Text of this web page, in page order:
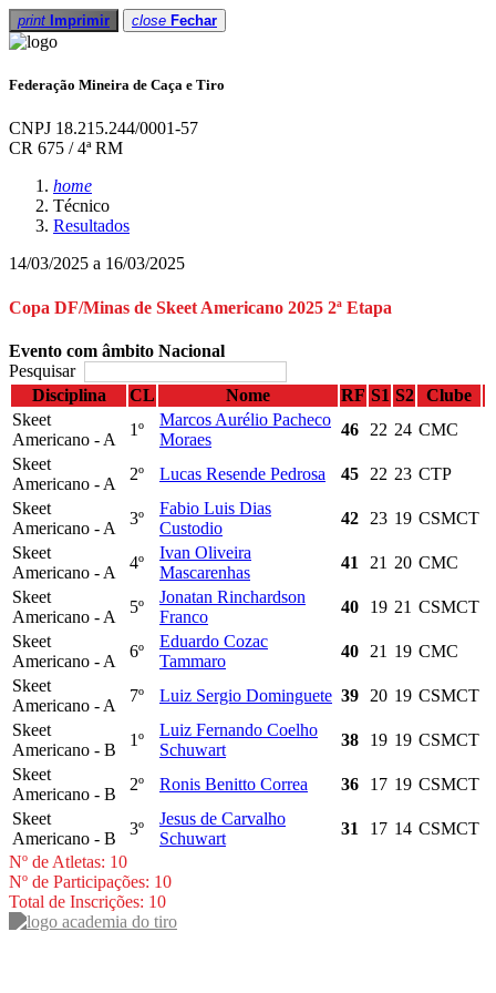
print Imprimir close Fechar
Federação Mineira de Caça e Tiro
CNPJ 18.215.244/0001-57
CR 675 / 4ª RM
home
Técnico
Resultados
14/03/2025 a 16/03/2025
Copa DF/Minas de Skeet Americano 2025 2ª Etapa
Evento com âmbito Nacional
Pesquisar
Disciplina
CL Nome RF S1 S2
Clube
Skeet
Americano - A
1º
Marcos Aurélio Pacheco
Moraes
46 22 24 CMC
Skeet
Americano - A
2º Lucas Resende Pedrosa 45 22 23 CTP
Skeet
Americano - A
3º
Fabio Luis Dias
Custodio
42 23 19 CSMCT
Skeet
Americano - A
4º
Ivan Oliveira
Mascarenhas
41 21 20 CMC
Skeet
Americano - A
5º
Jonatan Rinchardson
Franco
40 19 21 CSMCT
Skeet
Americano - A
6º
Eduardo Cozac
Tammaro
40 21 19 CMC
Skeet
Americano - A
7º Luiz Sergio Dominguete 39 20 19 CSMCT
Skeet
Americano - B
1º
Luiz Fernando Coelho
Schuwart
38 19 19 CSMCT
Skeet
Americano - B
2º Ronis Benitto Correa 36 17 19 CSMCT
Skeet
Americano - B
3º
Jesus de Carvalho
Schuwart
31 17 14 CSMCT
Nº de Atletas: 10
Nº de Participações: 10
Total de Inscrições: 10